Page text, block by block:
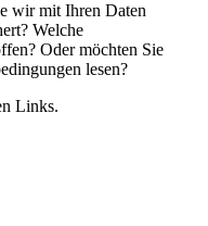
wir mit Ihren Daten
Welche
Oder möchten Sie
lesen?
Links.